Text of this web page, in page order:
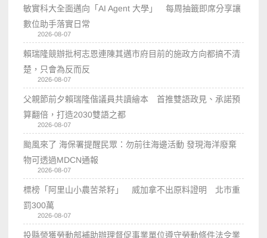
敏實科大全面邁向「AI Agent 大學」 每周抽籤即席分享讓
數位助手落實日常
2026-08-07
賴瑞隆競辦批柯志恩連陳其邁市府目前的施政方向都搞不清
楚，只會為反而反
2026-08-07
父親節前夕賴瑞隆偕議員共讀繪本 首推雙語政見、承諾預
算翻倍，打造2030雙語之都
2026-08-07
颱風來了 海保署提醒民眾：勿前往海邊活動 發現海洋廢棄
物可透過MDCN通報
2026-08-07
標榜「阿里山小農苦茶籽」 威加拿不出原料證明 北市重
罰300萬
2026-08-07
投縣榮獲勞動部補助辦理督促事業單位遵守勞動條件法令業